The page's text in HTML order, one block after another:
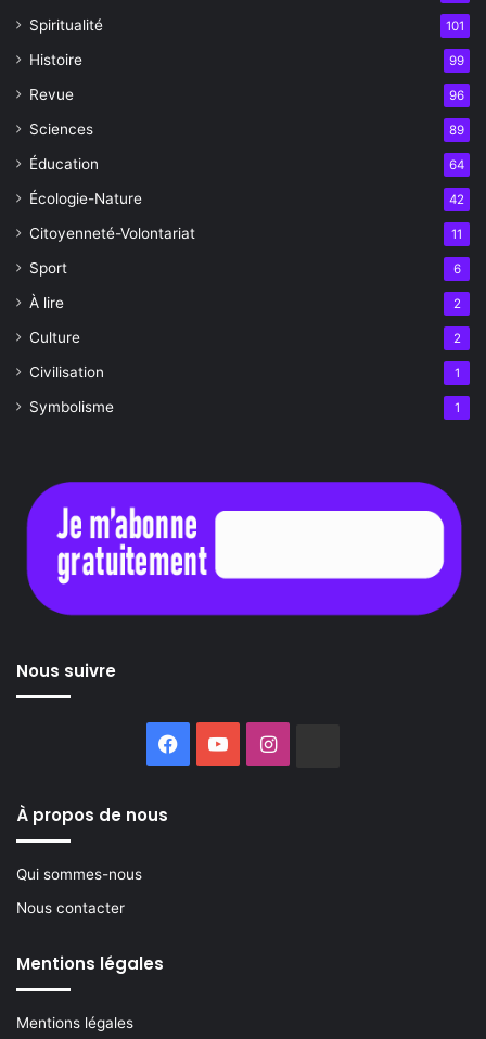
Spiritualité 101
Histoire 99
Revue 96
Sciences 89
Éducation 64
Écologie-Nature 42
Citoyenneté-Volontariat 11
Sport 6
À lire 2
Culture 2
Civilisation 1
Symbolisme 1
Nous suivre
Facebook
YouTubeInstagram
À propos de nous
Qui sommes-nous
Nous contacter
Mentions légales
Mentions légales